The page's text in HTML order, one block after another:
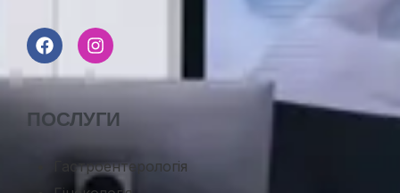
ПОСЛУГИ
Гастроентерологія